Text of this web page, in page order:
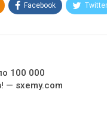
Facebook Twitter
100 000
— sxemy.com